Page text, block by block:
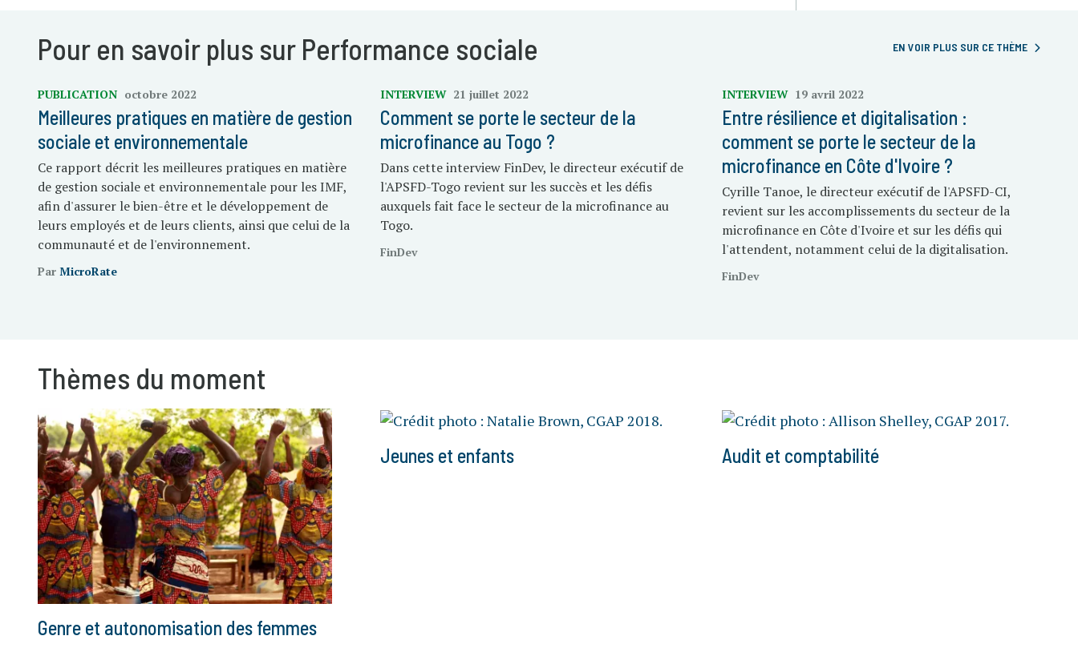
Pour en savoir plus sur Performance sociale EN VOIR PLUS SUR CE THÈME
PUBLICATION octobre 2022
Meilleures pratiques en matière de gestion
sociale et environnementale
Ce rapport décrit les meilleures pratiques en matière
de gestion sociale et environnementale pour les IMF,
afin d'assurer le bien-être et le développement de
leurs employés et de leurs clients, ainsi que celui de la
communauté et de l'environnement.
Par MicroRate
INTERVIEW 21 juillet 2022
Comment se porte le secteur de la
microfinance au Togo ?
Dans cette interview FinDev, le directeur exécutif de
l'APSFD-Togo revient sur les succès et les défis
auxquels fait face le secteur de la microfinance au
Togo.
FinDev
INTERVIEW 19 avril 2022
Entre résilience et digitalisation :
comment se porte le secteur de la
microfinance en Côte d'Ivoire ?
Cyrille Tanoe, le directeur exécutif de l'APSFD-CI,
revient sur les accomplissements du secteur de la
microfinance en Côte d'Ivoire et sur les défis qui
l'attendent, notamment celui de la digitalisation.
FinDev
Thèmes du moment
Genre et autonomisation des femmes
Jeunes et enfants Audit et comptabilité